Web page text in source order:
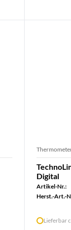
Digital
Artikel-Nr.:
Herst.-Art.-
Lieferbar